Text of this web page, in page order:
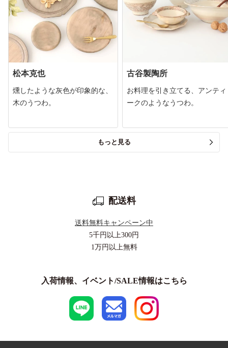
松本克也
燻したような灰色が印象的な、
木のうつわ。
古谷製陶所
お料理を引き立てる、アンティ
ークのようなうつわ。
もっと見る
配送料
送料無料キャンペーン中
5千円以上300円
1万円以上無料
入荷情報、イベント/SALE情報はこちら